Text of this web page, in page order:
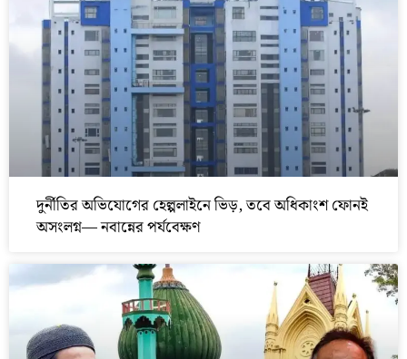
দুর্নীতির অভিযোগের হেল্পলাইনে ভিড়, তবে অধিকাংশ ফোনই
অসংলগ্ন— নবান্নের পর্যবেক্ষণ